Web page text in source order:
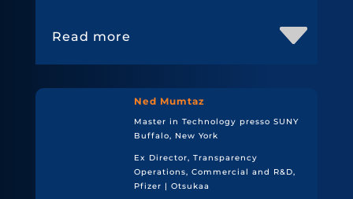
Read more
Ned Mumtaz
Master in Technology presso SUNY
Buffalo, New York
Ex Director, Transparency
Operations, Commercial and R&D,
Pfizer | Otsukaa